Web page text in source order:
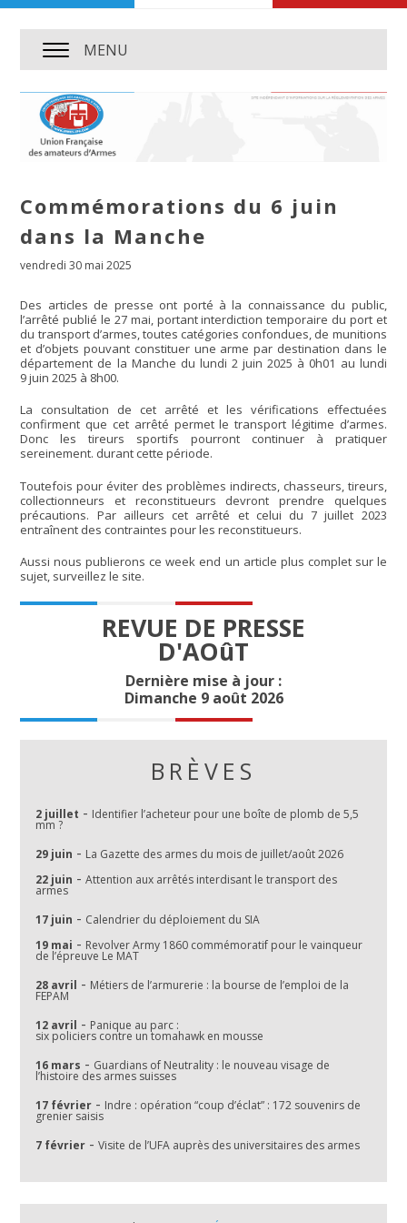
MENU
Commémorations du 6 juin
dans la Manche
vendredi 30 mai 2025
Des articles de presse ont porté à la connaissance du public,
l’arrêté publié le 27 mai, portant interdiction temporaire du port et
du transport d’armes, toutes catégories confondues, de munitions
et d’objets pouvant constituer une arme par destination dans le
département de la Manche du lundi 2 juin 2025 à 0h01 au lundi
9 juin 2025 à 8h00.
La consultation de cet arrêté et les vérifications effectuées
confirment que cet arrêté permet le transport légitime d’armes.
Donc les tireurs sportifs pourront continuer à pratiquer
sereinement. durant cette période.
Toutefois pour éviter des problèmes indirects, chasseurs, tireurs,
collectionneurs et reconstitueurs devront prendre quelques
précautions. Par ailleurs cet arrêté et celui du 7 juillet 2023
entraînent des contraintes pour les reconstitueurs.
Aussi nous publierons ce week end un article plus complet sur le
sujet, surveillez le site.
REVUE DE PRESSE
D'AOûT
Dernière mise à jour :
Dimanche 9 août 2026
BRÈVES
2 juillet - Identifier l’acheteur pour une boîte de plomb de 5,5
mm ?
29 juin - La Gazette des armes du mois de juillet/août 2026
22 juin -Attention aux arrêtés interdisant le transport des
armes
17 juin - Calendrier du déploiement du SIA
19 mai - Revolver Army 1860 commémoratif pour le vainqueur
de l’épreuve Le MAT
28 avril - Métiers de l’armurerie : la bourse de l’emploi de la
FEPAM
12 avril - Panique au parc :
six policiers contre un tomahawk en mousse
16 mars - Guardians of Neutrality : le nouveau visage de
l’histoire des armes suisses
17 février - Indre : opération “coup d’éclat” : 172 souvenirs de
grenier saisis
7 février -Visite de l’UFA auprès des universitaires des armes